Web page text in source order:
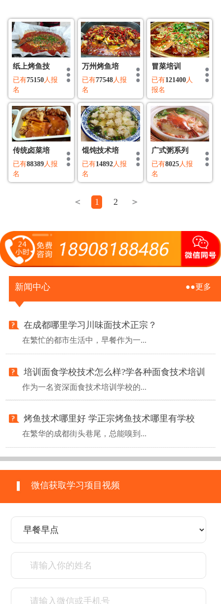
纸上烤鱼技
已有75150人报
名
万州烤鱼培
已有77548人报
名
冒菜培训
已有121400人
报名
传统卤菜培
已有88389人报
名
馄饨技术培
已有14892 人报
名
广式粥系列
已有8025人报
名
＜ 1 2 ＞
新闻中心 ●●更多
在成都哪里学习川味面技术正宗？
在繁忙的都市生活中，早餐作为一...
培训面食学校技术怎么样?学各种面食技术培训
作为一名资深面食技术培训学校的...
烤鱼技术哪里好 学正宗烤鱼技术哪里有学校
在繁华的成都街头巷尾，总能嗅到...
微信获取学习项目视频